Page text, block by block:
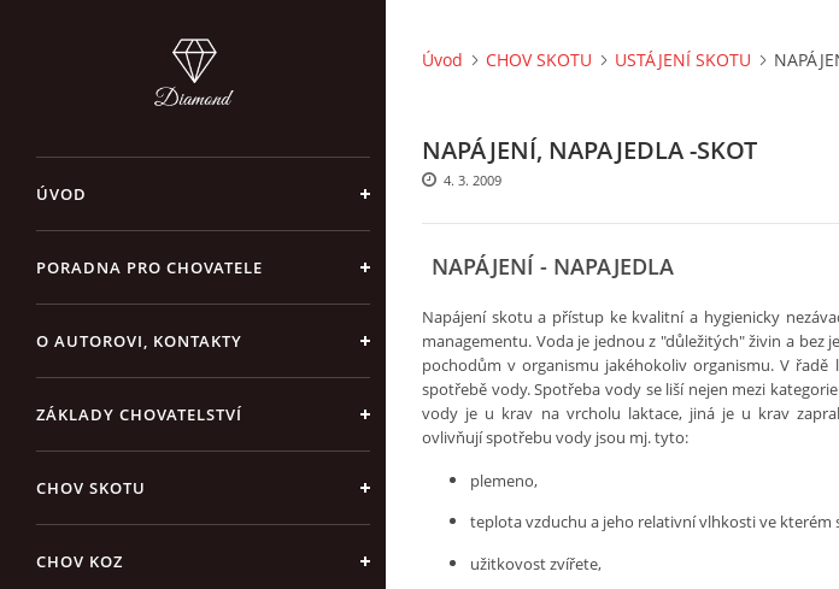
ÚVOD
PORADNA PRO CHOVATELE
O AUTOROVI, KONTAKTY
ZÁKLADY CHOVATELSTVÍ
CHOV SKOTU
CHOV KOZ
Úvod CHOV SKOTU USTÁJENÍ SKOTU
NAPÁJENÍ, NAPAJEDLA -SKOT
4. 3. 2009
NAPÁJENÍ - NAPAJEDLA
Napájení skotu a přístup ke kvalitní a hygienicky
managementu. Voda je jednou z "důležitých" živin a bez
pochodům v organismu jakéhokoliv organismu. V
spotřebě vody. Spotřeba vody se liší nejen mezi
vody je u krav na vrcholu laktace, jiná je u krav
ovlivňují spotřebu vody jsou mj. tyto:
plemeno,
teplota vzduchu a jeho relativní vlhkosti ve kterém
užitkovost zvířete,